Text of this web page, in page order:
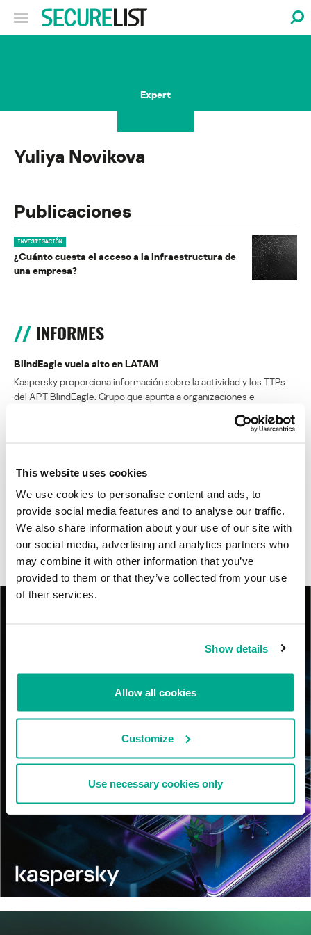
This website uses cookies
We use cookies to personalise content and ads, to
provide social media features and to analyse our traffic.
We also share information about your use of our site with
our social media, advertising and analytics partners who
may combine it with other information that you’ve
provided to them or that they’ve collected from your use
of their services.
Show details
Allow all cookies
Customize
Use necessary cookies only
Expert
Yuliya Novikova
Publicaciones
INVESTIGACIÓN
¿Cuánto cuesta el acceso a la infraestructura de
una empresa?
INFORMES
BlindEagle vuela alto en LATAM
Kaspersky proporciona información sobre la actividad y los TTPs
del APT BlindEagle. Grupo que apunta a organizaciones e
APT asiáticos modernos
MosaicRegressor: acechando en las sombras de UEFI
RevengeHotels: cibercrimen dirigido a recepciones de hotel
en todo el mundo